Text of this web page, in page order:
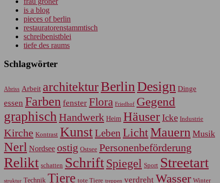
is a blog
pieces of berlin
restauratorenstammtisch
schreibenistblei
tiefe des raums
Schlagwörter
Abriss Arbeit architekturBerlin Design Dinge
essen Farben fenster Flora Friedhof Gegend
graphisch Handwerk Heim HäuserIcke Industrie
Kirche Kontrast KunstLeben LichtMauern Musik
Nerl Nordsee ostig Ostsee Personenbeförderung
Relikt schatten SchriftSpiegel Sport Streetart
struktur Technik Tiere tote Tiere treppen verdreht Wasser Winter